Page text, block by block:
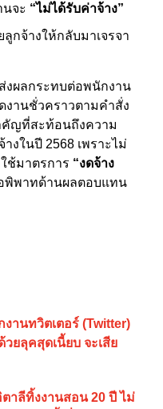
จะ “ไม่ได้รับค่าจ้าง”
กจ้างให้กลับมาเจรจา
งผลกระทบต่อพนักงาน
งานชั่วคราวตามคำสั่ง
คัญที่สะท้อนถึงความ
งในปี 2568 เพราะไม่
ช้มาตรการ “งดจ้าง
พิพาทด้านผลตอบแทน
านทวิตเตอร์ (Twitter)
วยลุคสุดเนี้ยบ จะเสีย
าลีทิ้งงานสอน 20 ปี ไม่